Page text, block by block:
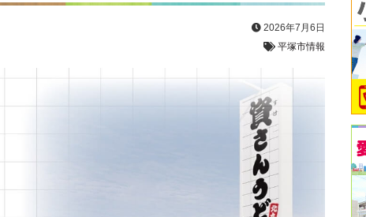
2026年7月6日
平塚市情報